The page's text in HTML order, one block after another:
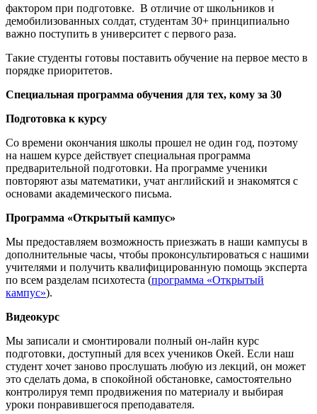
фактором при подготовке. В отличие от школьников и
демобилизованных солдат, студентам 30+ принципиально
важно поступить в университет с первого раза.
Такие студенты готовы поставить обучение на первое место в
порядке приоритетов.
Специальная программа обучения для тех, кому за 30
Подготовка к курсу
Со времени окончания школы прошел не один год, поэтому
на нашем курсе действует специальная программа
предварительной подготовки. На программе ученики
повторяют азы математики, учат английский и знакомятся с
основами академического письма.
Программа «Открытый кампус»
Мы предоставляем возможность приезжать в наши кампусы в
дополнительные часы, чтобы проконсультироваться с нашими
учителями и получить квалифицированную помощь эксперта
по всем разделам психотеста (программа «Открытый
кампус»).
Видеокурс
Мы записали и смонтировали полный он-лайн курс
подготовки, доступный для всех учеников Окей. Если наш
студент хочет заново прослушать любую из лекций, он может
это сделать дома, в спокойной обстановке, самостоятельно
контролируя темп продвижения по материалу и выбирая
уроки понравившегося преподавателя.